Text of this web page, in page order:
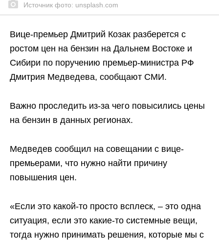
Источник фото: unsplash.com
Вице-премьер Дмитрий Козак разберется с
ростом цен на бензин на Дальнем Востоке и
Сибири по поручению премьер-министра РФ
Дмитрия Медведева, сообщают СМИ.
Важно проследить из-за чего повысились цены
на бензин в данных регионах.
Медведев сообщил на совещании с вице-
премьерами, что нужно найти причину
повышения цен.
«Если это какой-то просто всплеск, – это одна
ситуация, если это какие-то системные вещи,
тогда нужно принимать решения, которые мы с